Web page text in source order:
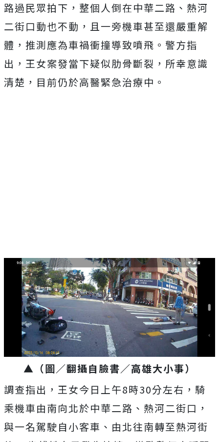
路過民眾拍下，整個人倒在中華二路、熱河
二街口動也不動，且一旁機車甚至還嚴重解
體，推測應為車禍衝撞導致噴飛。警方指
出，王女案發當下疑似肋骨斷裂，所幸意識
清楚，目前仍於高醫緊急治療中。
▲（圖／翻攝自臉書／高雄大小事）
調查指出，王女今日上午8時30分左右，騎
乘機車由南向北於中華二路、熱河二街口，
與一名駕駛自小客車、由北往南轉至熱河街